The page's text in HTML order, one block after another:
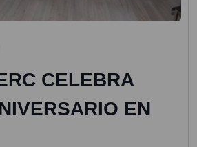
CELEBRA
EN